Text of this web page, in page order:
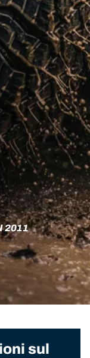
2011
sul